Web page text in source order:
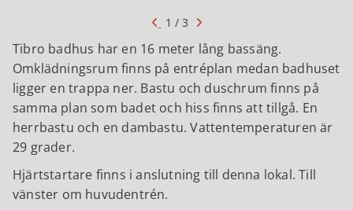
1 / 3
Tibro badhus har en 16 meter lång bassäng.
Omklädningsrum finns på entréplan medan badhuset
ligger en trappa ner. Bastu och duschrum finns på
samma plan som badet och hiss finns att tillgå. En
herrbastu och en dambastu. Vattentemperaturen är
29 grader.
Hjärtstartare finns i anslutning till denna lokal. Till
vänster om huvudentrén.